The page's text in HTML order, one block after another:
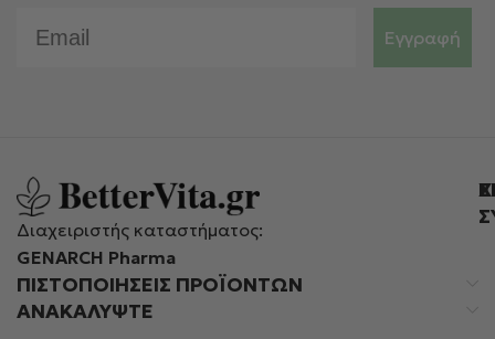
Εγγραφή
Διαχειριστής καταστήματος:
GENARCH Pharma
ΠΙΣΤΟΠΟΙΉΣΕΙΣ ΠΡΟΪΌΝΤΩΝ
ΑΝΑΚΑΛΥΨΤΕ